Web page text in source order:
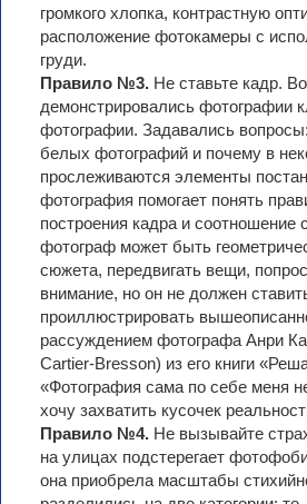
громкого хлопка, контрастную
расположение фотокамеры с
груди.
Правило №3. Не ставьте кадр.
демонстрировались фотографии
фотографии. Задавались
белых фотографий и почему в
прослеживаются элементы
фотография помогает понять
построения кадра и соотношение
фотограф может быть
сюжета, передвигать вещи,
внимание, но он не должен
проиллюстрировать
рассуждением фотографа Анри
Cartier-Bresson) из его книги
«Фотография сама по себе меня
хочу захватить кусочек
Правило №4. Не вызывайте
на улицах подстерегает
она приобрела масштабы